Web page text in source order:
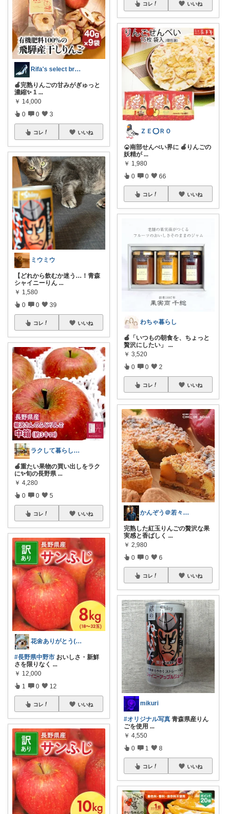
Rifa's select branch
🍎完熟りんごの甘みがぎゅっと
濃縮✨ 1 ...
￥ 14,000
0 0 3
コレ いいね
ミウミウ
【どれから飲むか迷う…！青森
シャイニーりん ...
￥ 1,580
0 0 39
コレ いいね
ラクして暮らしたい部
🍎重たい果物の買い出しをラク
に✨旬の長野県 ...
￥ 4,280
0 0 5
コレ いいね
花🌼ありがとう(*･ω･)*_ _)ﾍ
#長野県中野市 おいしさ・新鮮
さを限りなく ...
￥ 12,000
1 0 12
コレ いいね
コレ いいね
ＺＥ⭕ＲＯ
‪🍘‬南部せんべい界に 🍎りんごの
妖精が...
￥ 1,980
0 0 66
コレ いいね
わちゃ暮らし
🍎「いつもの朝食を、ちょっと
贅沢にしたい」
...
￥ 3,520
0 0 2
コレ いいね
かんぞう＠若々しく健康的な老後生活
完熟した紅玉りんごの贅沢な果
実感と香ばしく ...
￥ 2,980
0 0 6
コレ いいね
mikuri
#オリジナル写真 青森県産りん
ごを使用 ...
￥ 4,550
0 1 8
コレ いいね